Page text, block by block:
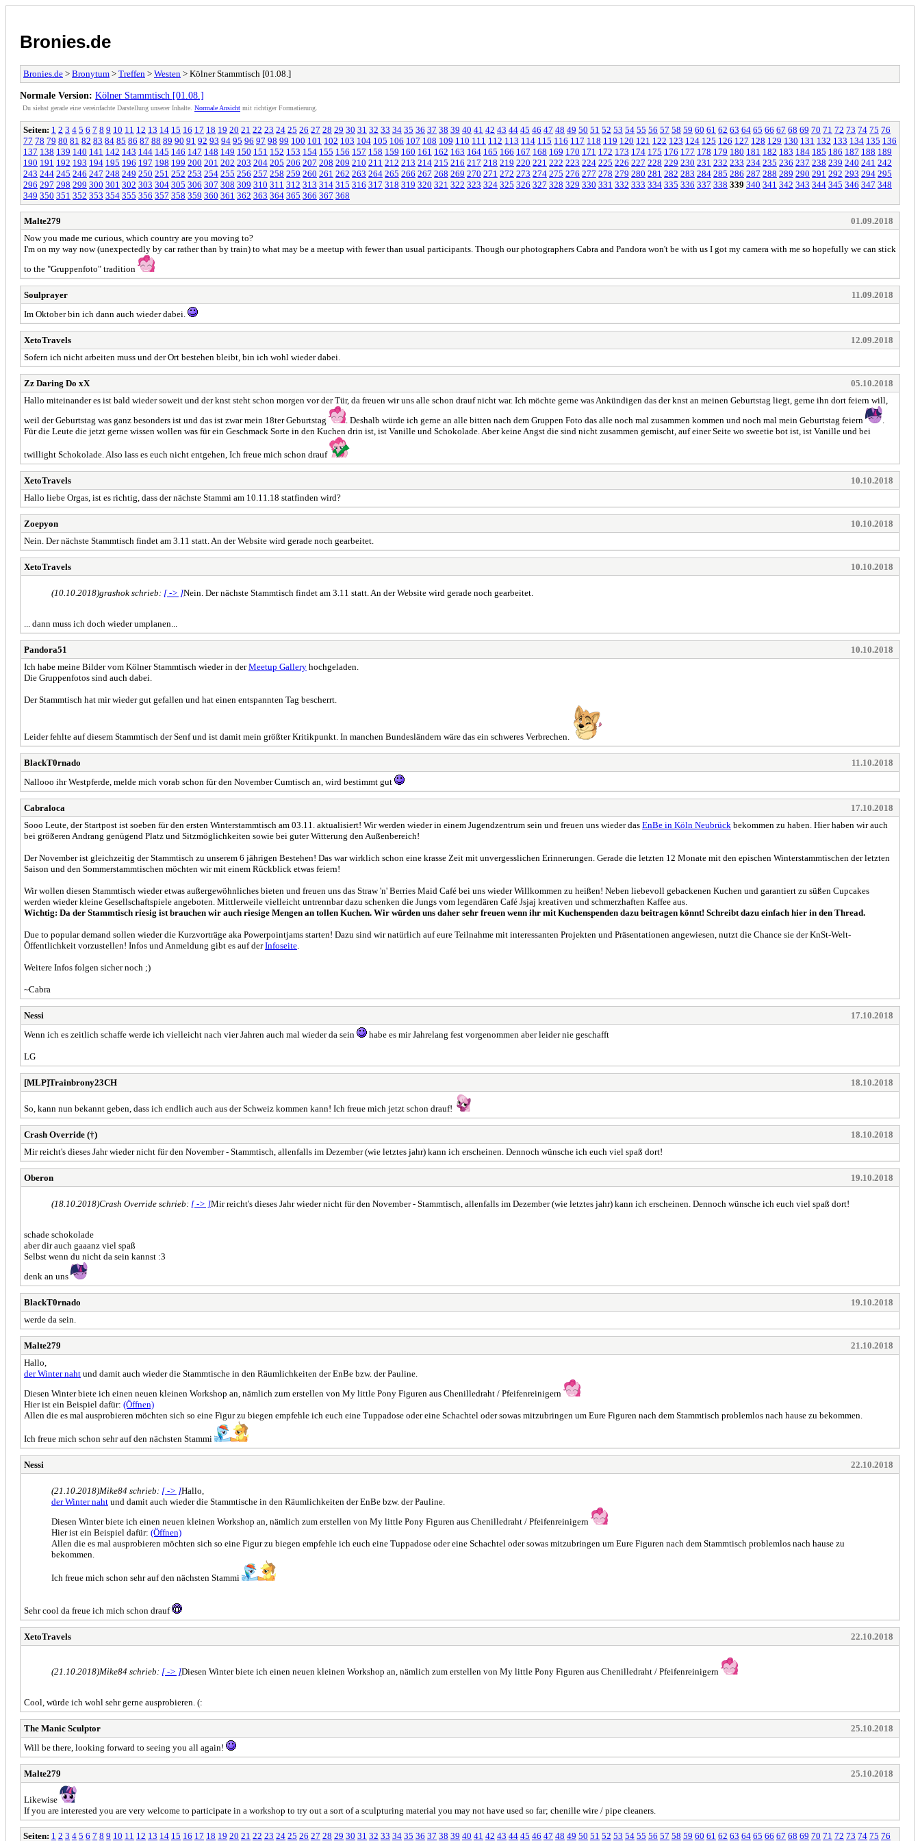
Bronies.de
Bronies.de > Bronytum > Treffen > Westen > Kölner Stammtisch [01.08.]
Normale Version: Kölner Stammtisch [01.08.]
Du siehst gerade eine vereinfachte Darstellung unserer Inhalte. Normale Ansicht mit richtiger Formatierung.
Seiten: 1 2 3 4 5 6 7 8 9 10 11 12 13 14 15 16 17 18 19 20 21 22 23 24 25 26 27 28 29 30 31 32 33 34 35 36 37 38 39 40 41 42 43 44 45 46 47 48 49 50 51 52 53 54 55 56 57 58 59 60 61 62 63 64 65 66 67 68 69 70 71 72 73 74 75 76
77 78 79 80 81 82 83 84 85 86 87 88 89 90 91 92 93 94 95 96 97 98 99 100 101 102 103 104 105 106 107 108 109 110 111 112 113 114 115 116 117 118 119 120 121 122 123 124 125 126 127 128 129 130 131 132 133 134 135 136
137 138 139 140 141 142 143 144 145 146 147 148 149 150 151 152 153 154 155 156 157 158 159 160 161 162 163 164 165 166 167 168 169 170 171 172 173 174 175 176 177 178 179 180 181 182 183 184 185 186 187 188 189
190 191 192 193 194 195 196 197 198 199 200 201 202 203 204 205 206 207 208 209 210 211 212 213 214 215 216 217 218 219 220 221 222 223 224 225 226 227 228 229 230 231 232 233 234 235 236 237 238 239 240 241 242
243 244 245 246 247 248 249 250 251 252 253 254 255 256 257 258 259 260 261 262 263 264 265 266 267 268 269 270 271 272 273 274 275 276 277 278 279 280 281 282 283 284 285 286 287 288 289 290 291 292 293 294 295
296 297 298 299 300 301 302 303 304 305 306 307 308 309 310 311 312 313 314 315 316 317 318 319 320 321 322 323 324 325 326 327 328 329 330 331 332 333 334 335 336 337 338 339 340 341 342 343 344 345 346 347 348
349 350 351 352 353 354 355 356 357 358 359 360 361 362 363 364 365 366 367 368
Malte279
01.09.2018
Now you made me curious, which country are you moving to?
I'm on my way now (unexpectedly by car rather than by train) to what may be a meetup with fewer than usual participants. Though our photographers Cabra and Pandora won't be with us I got my camera with me so hopefully we can stick
to the "Gruppenfoto" tradition
Soulprayer
11.09.2018
Im Oktober bin ich dann auch wieder dabei.
XetoTravels
12.09.2018
Sofern ich nicht arbeiten muss und der Ort bestehen bleibt, bin ich wohl wieder dabei.
Zz Daring Do xX
05.10.2018
Hallo miteinander es ist bald wieder soweit und der knst steht schon morgen vor der Tür, da freuen wir uns alle schon drauf nicht war. Ich möchte gerne was Ankündigen das der knst an meinen Geburtstag liegt, gerne ihn dort feiern will,
weil der Geburtstag was ganz besonders ist und das ist zwar mein 18ter Geburtstag
. Deshalb würde ich gerne an alle bitten nach dem Gruppen Foto das alle noch mal zusammen kommen und noch mal mein Geburtstag feiern
Für die Leute die jetzt gerne wissen wollen was für ein Geschmack Sorte in den Kuchen drin ist, ist Vanille und Schokolade. Aber keine Angst die sind nicht zusammen gemischt, auf einer Seite wo sweetie bot ist, ist Vanille und bei
twillight Schokolade. Also lass es euch nicht entgehen, Ich freue mich schon drauf
XetoTravels
10.10.2018
Hallo liebe Orgas, ist es richtig, dass der nächste Stammi am 10.11.18 statfinden wird?
Zoepyon
10.10.2018
Nein. Der nächste Stammtisch findet am 3.11 statt. An der Website wird gerade noch gearbeitet.
XetoTravels 10.10.2018
(10.10.2018)grashok schrieb: [ -> ]Nein. Der nächste Stammtisch findet am 3.11 statt. An der Website wird gerade noch gearbeitet.
... dann muss ich doch wieder umplanen...
Pandora51
10.10.2018
Ich habe meine Bilder vom Kölner Stammtisch wieder in derMeetup Gallery hochgeladen.
Die Gruppenfotos sind auch dabei.
Der Stammtisch hat mir wieder gut gefallen und hat einen entspannten Tag bescherrt.
Leider fehlte auf diesem Stammtisch der Senf und ist damit mein größter Kritikpunkt. In manchen Bundesländern wäre das ein schweres Verbrechen.
BlackT0rnado
11.10.2018
Nallooo ihr Westpferde, melde mich vorab schon für den November Cumtisch an, wird bestimmt gut
Cabraloca
17.10.2018
Sooo Leute, der Startpost ist soeben für den ersten Winterstammtisch am 03.11. aktualisiert! Wir werden wieder in einem Jugendzentrum sein und freuen uns wieder das EnBe in Köln Neubrück bekommen zu haben. Hier haben wir auch
bei größeren Andrang genügend Platz und Sitzmöglichkeiten sowie bei guter Witterung den Außenbereich!
Der November ist gleichzeitig der Stammtisch zu unserem 6 jährigen Bestehen! Das war wirklich schon eine krasse Zeit mit unvergesslichen Erinnerungen. Gerade die letzten 12 Monate mit den epischen Winterstammtischen der letzten
Saison und den Sommerstammtischen möchten wir mit einem Rückblick etwas feiern!
Wir wollen diesen Stammtisch wieder etwas außergewöhnliches bieten und freuen uns das Straw 'n' Berries Maid Café bei uns wieder Willkommen zu heißen! Neben liebevoll gebackenen Kuchen und garantiert zu süßen Cupcakes
werden wieder kleine Gesellschaftspiele angeboten. Mittlerweile vielleicht untrennbar dazu schenken die Jungs vom legendären Café Jsjaj kreativen und schmerzhaften Kaffee aus.
Wichtig: Da der Stammtisch riesig ist brauchen wir auch riesige Mengen an tollen Kuchen. Wir würden uns daher sehr freuen wenn ihr mit Kuchenspenden dazu beitragen könnt! Schreibt dazu einfach hier in den Thread.
Due to popular demand sollen wieder die Kurzvorträge aka Powerpointjams starten! Dazu sind wir natürlich auf eure Teilnahme mit interessanten Projekten und Präsentationen angewiesen, nutzt die Chance sie der KnSt-Welt-
Öffentlichkeit vorzustellen! Infos und Anmeldung gibt es auf derInfoseite
Weitere Infos folgen sicher noch ;)
~Cabra
Nessi
17.10.2018
Wenn ich es zeitlich schaffe werde ich vielleicht nach vier Jahren auch mal wieder da sein
habe es mir Jahrelang fest vorgenommen aber leider nie geschafft
LG
[MLP]Trainbrony23CH 18.10.2018
So, kann nun bekannt geben, dass ich endlich auch aus der Schweiz kommen kann! Ich freue mich jetzt schon drauf!
Crash Override (†)
18.10.2018
Mir reicht's dieses Jahr wieder nicht für den November - Stammtisch, allenfalls im Dezember (wie letztes jahr) kann ich erscheinen. Dennoch wünsche ich euch viel spaß dort!
Oberon 19.10.2018
(18.10.2018)Crash Override schrieb: [ -> ]Mir reicht's dieses Jahr wieder nicht für den November - Stammtisch, allenfalls im Dezember (wie letztes jahr) kann ich erscheinen. Dennoch wünsche ich euch viel spaß dort!
schade schokolade
aber dir auch gaaanz viel spaß
Selbst wenn du nicht da sein kannst :3
denk an uns
BlackT0rnado
19.10.2018
werde da sein.
Malte279
21.10.2018
Hallo,
der Winter naht und damit auch wieder die Stammtische in den Räumlichkeiten der EnBe bzw. der Pauline.
Diesen Winter biete ich einen neuen kleinen Workshop an, nämlich zum erstellen von My little Pony Figuren aus Chenilledraht / Pfeifenreinigern
Hier ist ein Beispiel dafür: (Öffnen)
Allen die es mal ausprobieren möchten sich so eine Figur zu biegen empfehle ich euch eine Tuppadose oder eine Schachtel oder sowas mitzubringen um Eure Figuren nach dem Stammtisch problemlos nach hause zu bekommen.
Ich freue mich schon sehr auf den nächsten Stammi
Nessi 22.10.2018
(21.10.2018)Mike84 schrieb: [ -> ]Hallo,
der Winter naht und damit auch wieder die Stammtische in den Räumlichkeiten der EnBe bzw. der Pauline.
Diesen Winter biete ich einen neuen kleinen Workshop an, nämlich zum erstellen von My little Pony Figuren aus Chenilledraht / Pfeifenreinigern
Hier ist ein Beispiel dafür: (Öffnen)
Allen die es mal ausprobieren möchten sich so eine Figur zu biegen empfehle ich euch eine Tuppadose oder eine Schachtel oder sowas mitzubringen um Eure Figuren nach dem Stammtisch problemlos nach hause zu
bekommen.
Ich freue mich schon sehr auf den nächsten Stammi
Sehr cool da freue ich mich schon drauf
XetoTravels 22.10.2018
(21.10.2018)Mike84 schrieb: [ -> ]Diesen Winter biete ich einen neuen kleinen Workshop an, nämlich zum erstellen von My little Pony Figuren aus Chenilledraht / Pfeifenreinigern
Cool, würde ich wohl sehr gerne ausprobieren. (:
The Manic Sculptor
25.10.2018
Will be there, looking forward to seeing you all again!
Malte279 25.10.2018
Likewise
If you are interested you are very welcome to participate in a workshop to try out a sort of a sculpturing material you may not have used so far; chenille wire / pipe cleaners.
Seiten: 1 2 3 4 5 6 7 8 9 10 11 12 13 14 15 16 17 18 19 20 21 22 23 24 25 26 27 28 29 30 31 32 33 34 35 36 37 38 39 40 41 42 43 44 45 46 47 48 49 50 51 52 53 54 55 56 57 58 59 60 61 62 63 64 65 66 67 68 69 70 71 72 73 74 75 76